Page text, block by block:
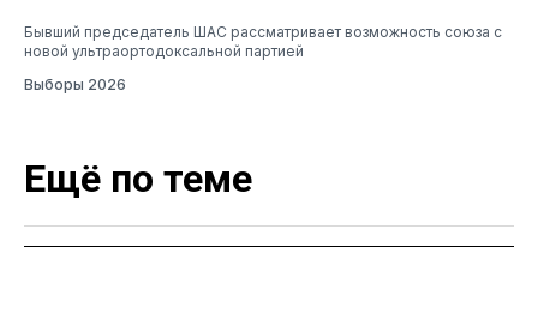
Бывший председатель ШАС рассматривает возможность союза с
новой ультраортодоксальной партией
Выборы 2026
Ещё по теме